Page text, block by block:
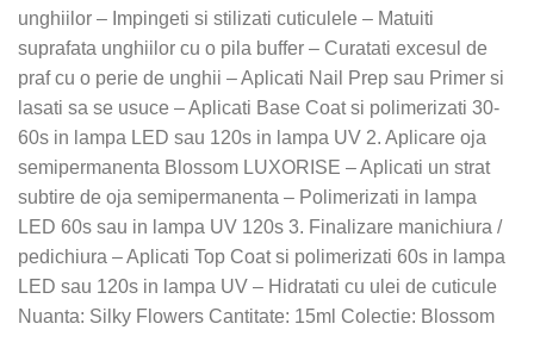
unghiilor – Impingeti si stilizati cuticulele – Matuiti
suprafata unghiilor cu o pila buffer – Curatati excesul de
praf cu o perie de unghii – Aplicati Nail Prep sau Primer si
lasati sa se usuce – Aplicati Base Coat si polimerizati 30-
60s in lampa LED sau 120s in lampa UV 2. Aplicare oja
semipermanenta Blossom LUXORISE – Aplicati un strat
subtire de oja semipermanenta – Polimerizati in lampa
LED 60s sau in lampa UV 120s 3. Finalizare manichiura /
pedichiura – Aplicati Top Coat si polimerizati 60s in lampa
LED sau 120s in lampa UV – Hidratati cu ulei de cuticule
Nuanta: Silky Flowers Cantitate: 15ml Colectie: Blossom